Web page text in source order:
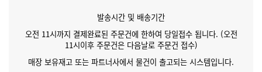
발송시간 및 배송기간
오전 11시까지 결제완료된 주문건에 한하여 당일접수 됩니다. (오전
11시이후 주문건은 다음날로 주문건 접수)
매장 보유재고 또는 파트너사에서 물건이 출고되는 시스템입니다.